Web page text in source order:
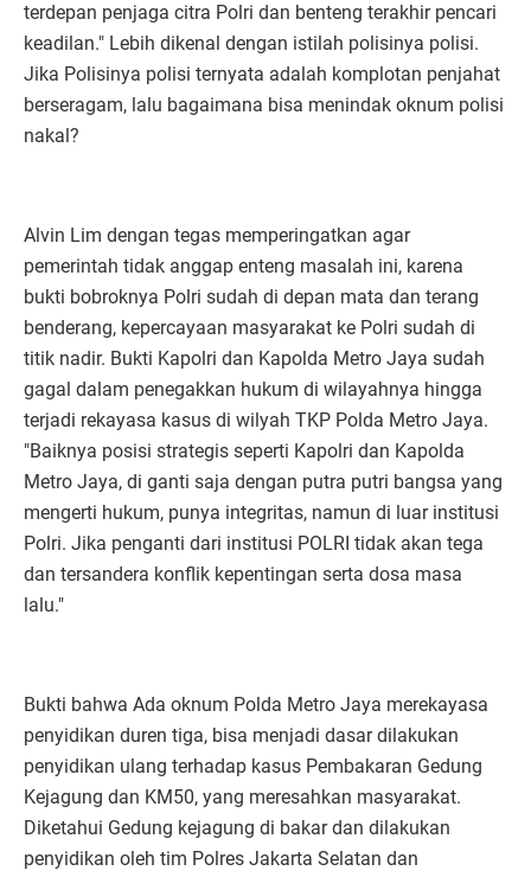
terdepan penjaga citra Polri dan benteng terakhir pencari
keadilan." Lebih dikenal dengan istilah polisinya polisi.
Jika Polisinya polisi ternyata adalah komplotan penjahat
berseragam, lalu bagaimana bisa menindak oknum polisi
nakal?
Alvin Lim dengan tegas memperingatkan agar
pemerintah tidak anggap enteng masalah ini, karena
bukti bobroknya Polri sudah di depan mata dan terang
benderang, kepercayaan masyarakat ke Polri sudah di
titik nadir. Bukti Kapolri dan Kapolda Metro Jaya sudah
gagal dalam penegakkan hukum di wilayahnya hingga
terjadi rekayasa kasus di wilyah TKP Polda Metro Jaya.
"Baiknya posisi strategis seperti Kapolri dan Kapolda
Metro Jaya, di ganti saja dengan putra putri bangsa yang
mengerti hukum, punya integritas, namun di luar institusi
Polri. Jika penganti dari institusi POLRI tidak akan tega
dan tersandera konflik kepentingan serta dosa masa
lalu."
Bukti bahwa Ada oknum Polda Metro Jaya merekayasa
penyidikan duren tiga, bisa menjadi dasar dilakukan
penyidikan ulang terhadap kasus Pembakaran Gedung
Kejagung dan KM50, yang meresahkan masyarakat.
Diketahui Gedung kejagung di bakar dan dilakukan
penyidikan oleh tim Polres Jakarta Selatan dan